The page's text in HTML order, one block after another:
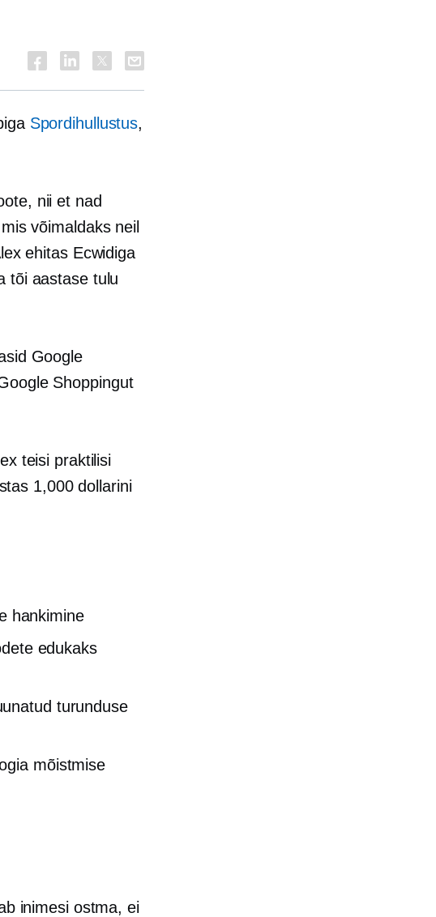
Spordihullustus,
nii et nad
võimaldaks neil
ehitas Ecwidiga
tõi aastase tulu
Google
Shoppingut
teisi praktilisi
1,000 dollarini
hankimine
edukaks
turunduse
mõistmise
inimesi ostma, ei